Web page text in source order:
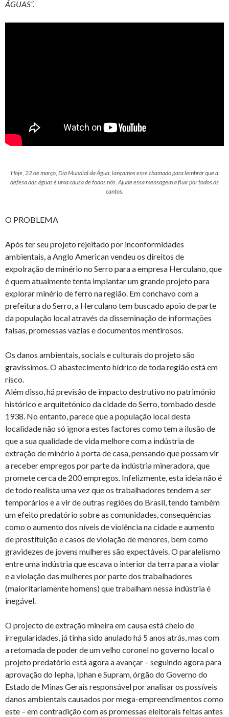
ÁGUAS”.
Hoje, 22 de março, Dia Mundial da Água, lançamos esse chamado para lembrar que a
defesa das águas é uma causa de todos nós. Ajude essa mensagem a fluir por todos os
cantos.
O PROBLEMA
Após ter seu projeto rejeitado por inconformidades
ambientais, a Anglo American vendeu os direitos de
expolração de minério no Serro para a empresa Herculano, que
é quem atualmente tenta implantar um grande projeto para
explorar minério de ferro na região. Em conchavo com a
prefeitura do Serro, a Herculano tem buscado apoio de parte
da população local através da disseminação de informações
falsas, promessas vazias e documentos mentirosos.
Os danos ambientais, sociais e culturais do projeto são
gravíssimos. O abastecimento hídrico de toda região está em
risco.
Além disso, há previsão de impacto destrutivo no património
histórico e arquitetónico da cidade do Serro, tombado desde
1938. No entanto, parece que a população local desta
localidade não só ignora estes factores como tem a ilusão de
que a sua qualidade de vida melhore com a indústria de
extração de minério à porta de casa, pensando que possam vir
a receber empregos por parte da indústria mineradora, que
promete cerca de 200 empregos. Infelizmente, esta ideia não é
de todo realista uma vez que os trabalhadores tendem a ser
temporários e a vir de outras regiões do Brasil, tendo também
um efeito predatório sobre as comunidades, consequências
como o aumento dos níveis de violência na cidade e aumento
de prostituição e casos de violação de menores, bem como
gravidezes de jovens mulheres são expectáveis. O paralelismo
entre uma indústria que escava o interior da terra para a violar
e a violação das mulheres por parte dos trabalhadores
(maioritariamente homens) que trabalham nessa indústria é
inegável.
O projecto de extração mineira em causa está cheio de
irregularidades, já tinha sido anulado há 5 anos atrás, mas com
a retomada de poder de um velho coronel no governo local o
projeto predatório está agora a avançar – seguindo agora para
aprovação do Iepha, Iphan e Supram, órgão do Governo do
Estado de Minas Gerais responsável por analisar os possíveis
danos ambientais causados por mega-empreendimentos como
este – em contradição com as promessas eleitorais feitas antes